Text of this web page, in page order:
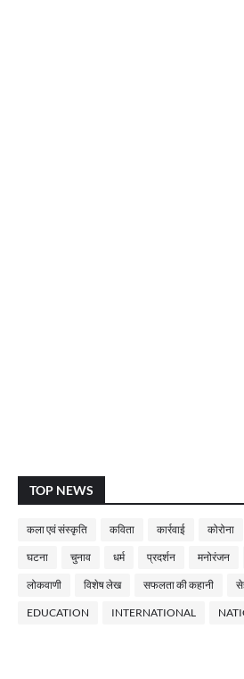
TOP NEWS
कला एवं संस्कृति कविता कार्रवाई कोरोना
घटना चुनाव धर्म प्रदर्शन मनोरंजन
लोकवाणी विशेष लेख सफलता की कहानी
EDUCATION INTERNATIONAL